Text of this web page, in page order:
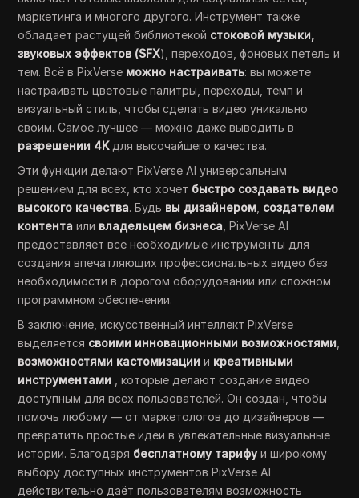
маркетинга и многого другого. Инструмент также
обладает растущей библиотекой стоковой музыки,
звуковых эффектов (SFX), переходов, фоновых петель и
тем. Всё в PixVerse можно настраивать: вы можете
настраивать цветовые палитры, переходы, темп и
визуальный стиль, чтобы сделать видео уникально
своим. Самое лучшее — можно даже выводить в
разрешении 4Kдля высочайшего качества.
Эти функции делают PixVerse AI универсальным
решением для всех, кто хочет быстро создавать видео
высокого качества. Будь вы дизайнером создателем
контента или владельцем бизнеса , PixVerse AI
предоставляет все необходимые инструменты для
создания впечатляющих профессиональных видео без
необходимости в дорогом оборудовании или сложном
программном обеспечении.
В заключение, искусственный интеллект PixVerse
выделяется своими инновационными возможностями
возможностями кастомизации и креативными
инструментами , которые делают создание видео
доступным для всех пользователей. Он создан, чтобы
помочь любому — от маркетологов до дизайнеров —
превратить простые идеи в увлекательные визуальные
истории. Благодаря бесплатному тарифуи широкому
выбору доступных инструментов PixVerse AI
действительно даёт пользователям возможность